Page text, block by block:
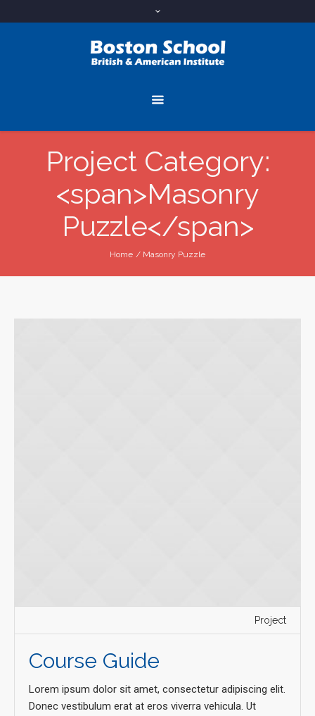
Project Category:
<span>Masonry
Puzzle</span>
Home / Masonry Puzzle
Project
Course Guide
Lorem ipsum dolor sit amet, consectetur adipiscing elit.
Donec vestibulum erat at eros viverra vehicula. Ut